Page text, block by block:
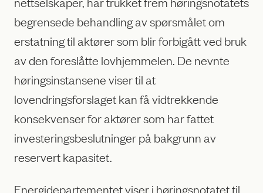
begrensede behandling av spørsmålet om
erstatning til aktører som blir forbigått ved bruk
av den foreslåtte lovhjemmelen. De nevnte
høringsinstansene viser til at
lovendringsforslaget kan få vidtrekkende
konsekvenser for aktører som har fattet
investeringsbeslutninger på bakgrunn av
reservert kapasitet.
Energidepartementet viser i høringsnotatet til